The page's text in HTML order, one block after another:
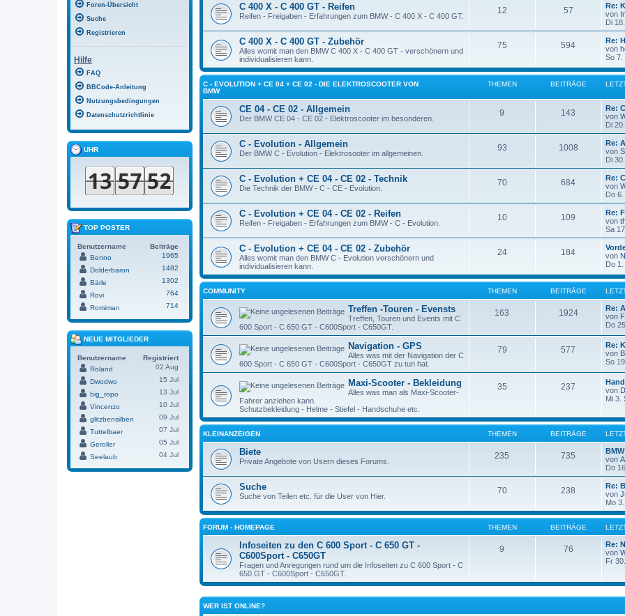
C 400 X - C 400 GT - Reifen
Reifen - Freigaben - Erfahrungen zum BMW - C 400 X - C 400 GT.
12 57
Re:
von
Di
C 400 X - C 400 GT - Zubehör
Alles womit man den BMW C 400 X - C 400 GT - verschönern und
individualisieren kann.
75 594
Re:
von
So 7.
C - EVOLUTION + CE 04 + CE 02 - DIE ELEKTROSCOOTER VON
BMW
THEMEN BEITRÄGE
CE 04 - CE 02 - Allgemein
Der BMW CE 04 - CE 02 - Elektroscooter im besonderen.
9 143
Re:
von
Di
C - Evolution - Allgemein
Der BMW C - Evolution - Elektrosooter im allgemeinen.
93 1008
Re:
von
Di
C - Evolution + CE 04 - CE 02 - Technik
Die Technik der BMW - C - CE - Evolution.
70 684
Re:
von
Do
C - Evolution + CE 04 - CE 02 - Reifen
Reifen - Freigaben - Erfahrungen zum BMW - C - Evolution.
10 109
Re:
von
Sa
C - Evolution + CE 04 - CE 02 - Zubehör
Alles womit man den BMW C - Evolution verschönern und
individualisieren kann.
24 184
von
Do
COMMUNITY THEMEN BEITRÄGE
Treffen -Touren - Evensts
Treffen, Touren und Events mit C
600 Sport - C 650 GT - C600Sport - C650GT.
163 1924
Re:
von
Do
Navigation - GPS
Alles was mit der Navigation der C
600 Sport - C 650 GT - C600Sport - C650GT zu tun hat.
79 577
Re:
von
So
Maxi-Scooter - Bekleidung
Alles was man als Maxi-Scooter-
Fahrer anziehen kann.
Schutzbekleidung - Helme - Stiefel - Handschuhe etc.
35 237
von
Mi 3.
KLEINANZEIGEN THEMEN BEITRÄGE
Biete
Private Angebote von Usern dieses Forums.
235 735
von
Do
Suche
Suche von Teilen etc. für die User von Hier.
70 238
Re:
von
Mo
FORUM - HOMEPAGE THEMEN BEITRÄGE
Infoseiten zu den C 600 Sport - C 650 GT -
C600Sport - C650GT
Fragen und Anregungen rund um die Infoseiten zu C 600 Sport - C
650 GT - C600Sport - C650GT.
9 76
Re:
von
Fr
WER IST ONLINE?
Foren-Übersicht
Suche
Registrieren
Hilfe
FAQ
BBCode-Anleitung
Nutzungsbedingungen
Datenschutzrichtlinie
UHR
TOP POSTER
Benutzername
Beiträge
Benno
1965
Dolderbaron
1482
Bärle
1302
Rovi
764
Romiman
714
NEUE MITGLIEDER
Benutzername
Registriert
Roland
02 Aug
Dwodwo
15 Jul
big_ropo
13 Jul
Vincenzo
10 Jul
glitzbensilben
09 Jul
Tuttelbaer
07 Jul
Geroller
05 Jul
Seelaub
04 Jul